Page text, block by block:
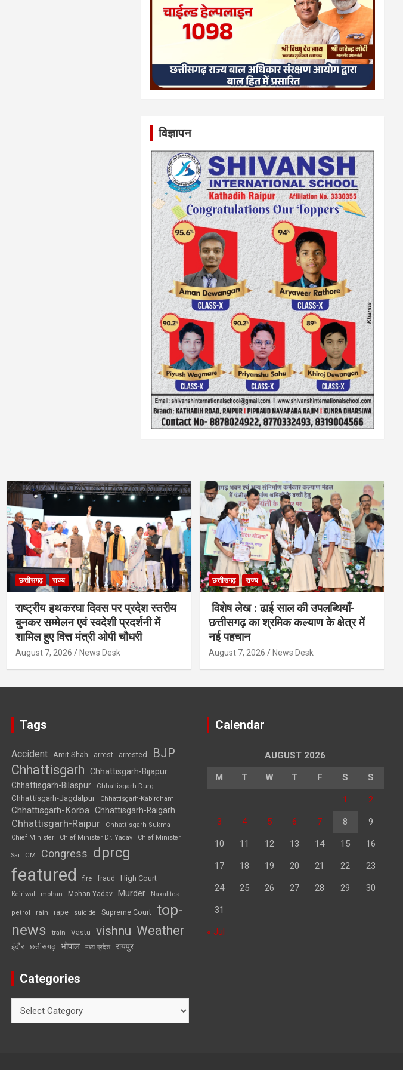
विज्ञापन
छत्तीसगढ़ राज्य
राष्ट्रीय हथकरघा दिवस पर प्रदेश स्तरीय
बुनकर सम्मेलन एवं स्वदेशी प्रदर्शनी में
शामिल हुए वित्त मंत्री ओपी चौधरी
August 7, 2026 News Desk
छत्तीसगढ़ राज्य
विशेष लेख : ढाई साल की उपलब्धियाँ-
छत्तीसगढ़ का श्रमिक कल्याण के क्षेत्र में
नई पहचान
August 7, 2026 News Desk
Tags
Accident Amit Shah arrest arrested BJP
Chhattisgarh
Chhattisgarh-Bijapur
Chhattisgarh-Bilaspur
Chhattisgarh-Durg
Chhattisgarh-Jagdalpur Chhattisgarh-Kabirdham
Chhattisgarh-Korba Chhattisgarh-Raigarh
Chhattisgarh-Raipur
Chhattisgarh-Sukma
Chief Minister
Chief Minister Dr. Yadav Chief Minister
Sai CM Congress dprcg
featured fire fraud High Court
Kejriwal mohan Mohan Yadav Murder Naxalites
petrol rain rape suicide Supreme Court top-
news
train Vastu vishnu Weather
इंदौर छत्तीसगढ़ भोपाल मध्य प्रदेश रायपुर
Categories
Calendar
AUGUST 2026
M T W T F S S
1 2
3 4 5 6 7 8 9
10 11 12 13 14 15 16
17 18 19 20 21 22 23
24 25 26 27 28 29 30
31
« Jul